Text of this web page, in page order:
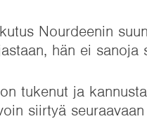
Nourdeenin
hän ei sanoja
tukenut ja
siirtyä